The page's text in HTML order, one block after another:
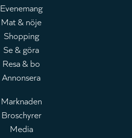
Huvudmeny
Evenemang
Mat & nöje
Shopping
Se & göra
Resa & bo
Annonsera
Leaderboard
Marknaden
Broschyrer
Media